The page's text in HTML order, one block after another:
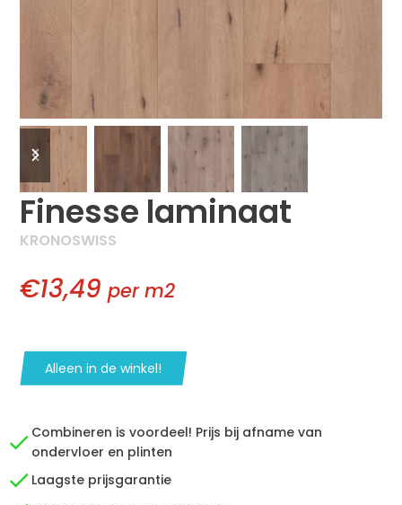
previous
slide
next
slide
Finesse laminaat
KRONOSWISS
€13,49 per m2
Alleen in de winkel!
Combineren is voordeel! Prijs bij afname van
ondervloer en plinten
Laagste prijsgarantie